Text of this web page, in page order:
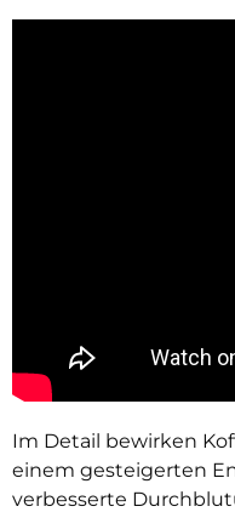
Im Detail bewirken
einem gesteigerten
verbesserte